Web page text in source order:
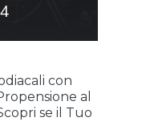
con
al
se il Tuo